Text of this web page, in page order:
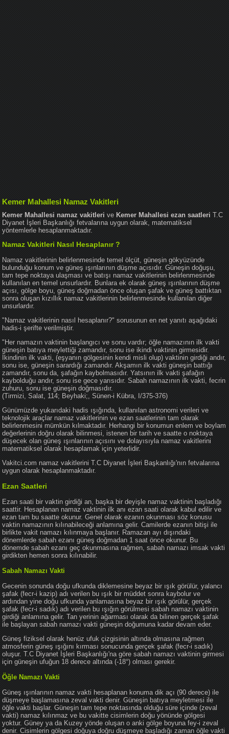
Kemer Mahallesi Namaz Vakitleri
Kemer Mahallesi namaz vakitleri ve Kemer Mahallesi ezan saatleri T.C
Diyanet İşleri Başkanlığı fetvalarına uygun olarak, matematiksel
yöntemlerle hesaplanmaktadır.
Namaz Vakitleri Nasıl Hesaplanır ?
Namaz vakitlerinin belirlenmesinde temel ölçüt, güneşin gökyüzünde
bulunduğu konum ve güneş ışınlarının düşme açısıdır. Güneşin doğuşu,
tam tepe noktaya ulaşması ve batışı namaz vakitlerinin belirlenmesinde
kullanılan en temel unsurlardır. Bunlara ek olarak güneş ışınlarının düşme
açısı, gölge boyu, güneş doğmadan önce oluşan şafak ve güneş battıktan
sonra oluşan kızıllık namaz vakitlerinin belirlenmesinde kullanılan diğer
unsurlardır.
"Namaz vakitlerinin nasıl hesaplanır?" sorusunun en net yanıtı aşağıdaki
hadis-i şerifte verilmiştir.
"Her namazın vaktinin başlangıcı ve sonu vardır; öğle namazının ilk vakti
güneşin batıya meylettiği zamandır, sonu ise ikindi vaktinin girmesidir.
İkindinin ilk vakti, (eşyanın gölgesinin kendi misli olup) vaktinin girdiği andır,
sonu ise, güneşin sarardığı zamandır. Akşamın ilk vakti güneşin battığı
zamandır, sonu da, şafağın kaybolmasıdır. Yatsının ilk vakti şafağın
kaybolduğu andır, sonu ise gece yarısıdır. Sabah namazının ilk vakti, fecrin
zuhuru, sonu ise güneşin doğmasıdır.
(Tirmizi, Salat, 114; Beyhaki;, Sünen-i Kübra, I/375-376)
Günümüzde yukarıdaki hadis ışığında, kullanılan astronomi verileri ve
teknolojik araçlar namaz vakitlerinin ve ezan saatlerinin tam olarak
belirlenmesini mümkün kılmaktadır. Herhangi bir konumun enlem ve boylam
değerlerinin doğru olarak bilinmesi, istenen bir tarih ve saatte o noktaya
düşecek olan güneş ışınlarının açısını ve dolayısıyla namaz vakitlerini
matematiksel olarak hesaplamak için yeterlidir.
Vakitci.com namaz vakitlerini T.C Diyanet İşleri Başkanlığı'nın fetvalarına
uygun olarak hesaplanmaktadır.
Ezan Saatleri
Ezan saati bir vaktin girdiği an, başka bir deyişle namaz vaktinin başladığı
saattir. Hesaplanan namaz vaktinin ilk anı ezan saati olarak kabul edilir ve
ezan tam bu saatte okunur. Genel olarak ezanın okunması söz konusu
vaktin namazının kılınabileceği anlamına gelir. Camilerde ezanın bitişi ile
birlikte vakit namazı kılınmaya başlanır. Ramazan ayı dışındaki
dönemlerde sabah ezanı güneş doğmadan 1 saat önce okunur. Bu
dönemde sabah ezanı geç okunmasına rağmen, sabah namazı imsak vakti
girdikten hemen sonra kılınabilir.
Sabah Namazı Vakti
Gecenin sonunda doğu ufkunda diklemesine beyaz bir ışık görülür, yalancı
şafak (fecr-i kazip) adı verilen bu ışık bir müddet sonra kaybolur ve
ardından yine doğu ufkunda yanlamasına beyaz bir ışık görülür, gerçek
şafak (fecr-i sadık) adı verilen bu ışığın görülmesi sabah namazı vaktinin
girdiği anlamına gelir. Tan yerinin ağarması olarak da bilinen gerçek şafak
ile başlayan sabah namazı vakti güneşin doğumuna kadar devam eder.
Güneş fiziksel olarak henüz ufuk çizgisinin altında olmasına rağmen
atmosferin güneş ışığını kırması sonucunda gerçek şafak (fecr-i sadık)
oluşur. T.C Diyanet İşleri Başkanlığı'na göre sabah namazı vaktinin girmesi
için güneşin ufuğun 18 derece altında (-18°) olması gerekir.
Öğle Namazı Vakti
Güneş ışınlarının namaz vakti hesaplanan konuma dik açı (90 derece) ile
düşmeye başlamasına zeval vakti denir. Güneşin batıya meyletmesi ile
öğle vakti başlar. Güneşin tam tepe noktasında olduğu süre içinde (zeval
vakti) namaz kılınmaz ve bu vakitte cisimlerin doğu yönünde gölgesi
yoktur. Güney ya da Kuzey yönde oluşan o anki gölge boyuna fey-i zeval
denir. Cisimlerin gölgesi doğuya doğru düşmeye başladığı zaman öğle vakti